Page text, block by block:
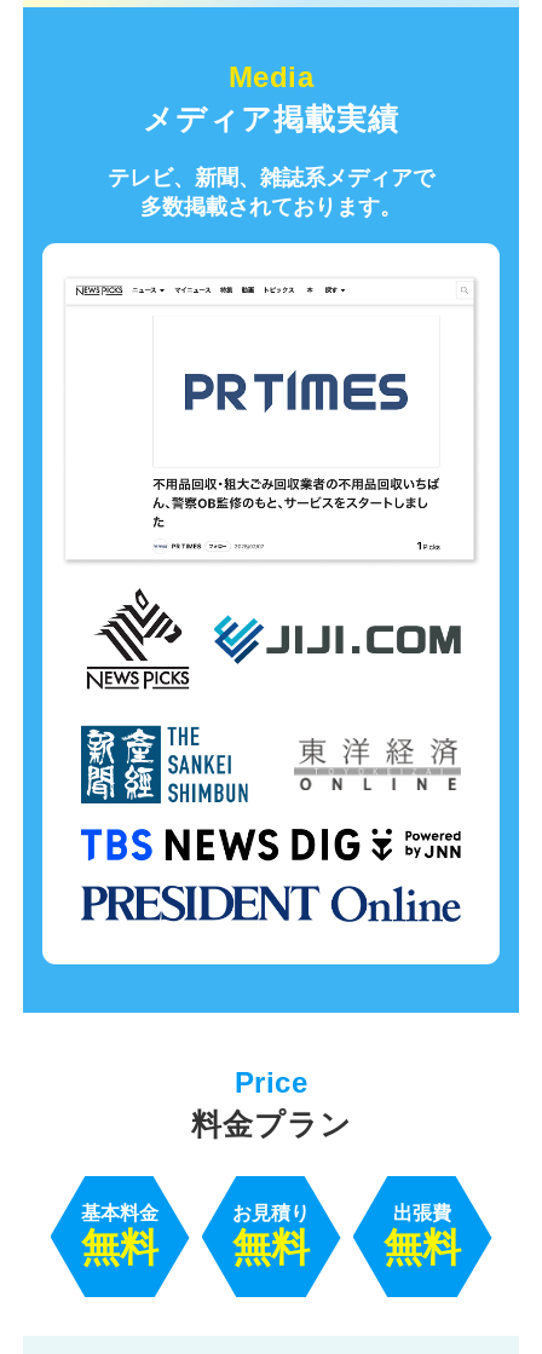
メディア掲載実績
テレビ、新聞、雑誌系メディアで
多数掲載されております。
料金プラン
基本料金
無料
お見積り
無料
出張費
無料